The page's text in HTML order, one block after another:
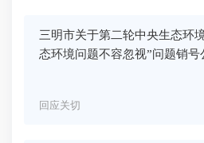
三明市关于第二轮中央生态环
态环境问题不容忽视”问题销号
回应关切